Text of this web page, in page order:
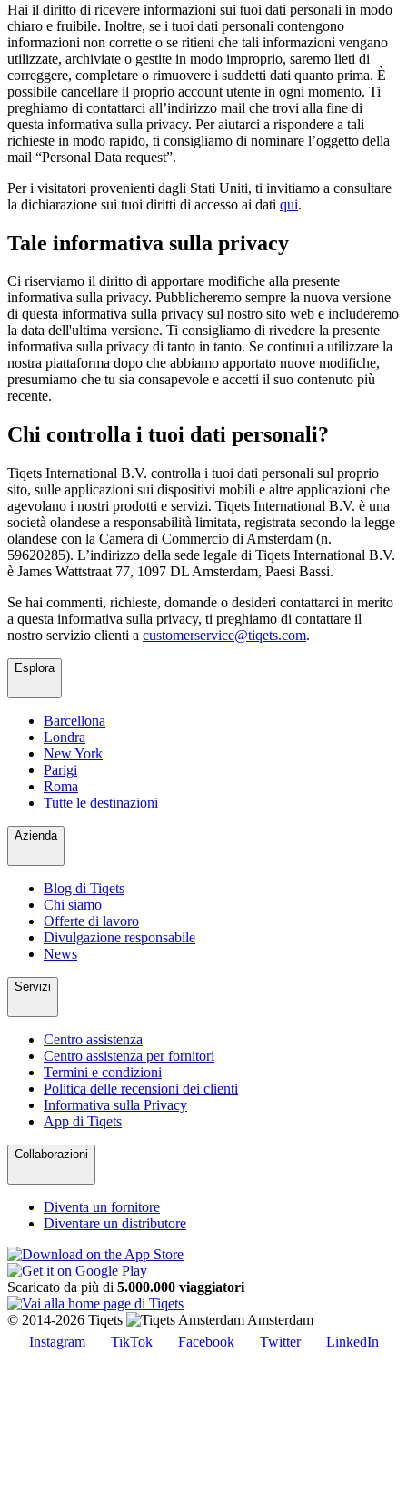
Hai il diritto di ricevere informazioni sui tuoi dati personali in modo
chiaro e fruibile. Inoltre, se i tuoi dati personali contengono
informazioni non corrette o se ritieni che tali informazioni vengano
utilizzate, archiviate o gestite in modo improprio, saremo lieti di
correggere, completare o rimuovere i suddetti dati quanto prima. È
possibile cancellare il proprio account utente in ogni momento. Ti
preghiamo di contattarci all’indirizzo mail che trovi alla fine di
questa informativa sulla privacy. Per aiutarci a rispondere a tali
richieste in modo rapido, ti consigliamo di nominare l’oggetto della
mail “Personal Data request”.
Per i visitatori provenienti dagli Stati Uniti, ti invitiamo a consultare
la dichiarazione sui tuoi diritti di accesso ai dati qui.
Tale informativa sulla privacy
Ci riserviamo il diritto di apportare modifiche alla presente
informativa sulla privacy. Pubblicheremo sempre la nuova versione
di questa informativa sulla privacy sul nostro sito web e includeremo
la data dell'ultima versione. Ti consigliamo di rivedere la presente
informativa sulla privacy di tanto in tanto. Se continui a utilizzare la
nostra piattaforma dopo che abbiamo apportato nuove modifiche,
presumiamo che tu sia consapevole e accetti il suo contenuto più
recente.
Chi controlla i tuoi dati personali?
Tiqets International B.V. controlla i tuoi dati personali sul proprio
sito, sulle applicazioni sui dispositivi mobili e altre applicazioni che
agevolano i nostri prodotti e servizi. Tiqets International B.V. è una
società olandese a responsabilità limitata, registrata secondo la legge
olandese con la Camera di Commercio di Amsterdam (n.
59620285). L’indirizzo della sede legale di Tiqets International B.V.
è James Wattstraat 77, 1097 DL Amsterdam, Paesi Bassi.
Se hai commenti, richieste, domande o desideri contattarci in merito
a questa informativa sulla privacy, ti preghiamo di contattare il
nostro servizio clienti a customerservice@tiqets.com.
Esplora
Barcellona
Londra
New York
Parigi
Roma
Tutte le destinazioni
Azienda
Blog di Tiqets
Chi siamo
Offerte di lavoro
Divulgazione responsabile
News
Servizi
Centro assistenza
Centro assistenza per fornitori
Termini e condizioni
Politica delle recensioni dei clienti
Informativa sulla Privacy
App di Tiqets
Collaborazioni
Diventa un fornitore
Diventare un distributore
Scaricato da più di 5.000.000 viaggiatori
© 2014-2026 Tiqets
Amsterdam
Instagram
TikTok Facebook Twitter LinkedIn